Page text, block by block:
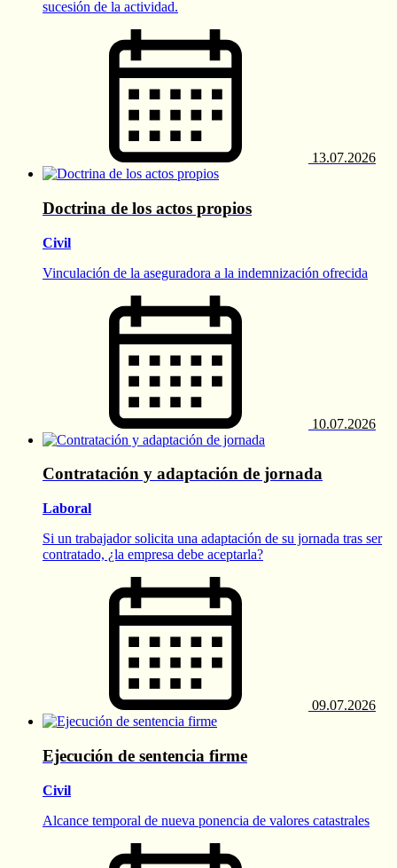
sucesión de la actividad.
13.07.2026
Doctrina de los actos propios
Civil
Vinculación de la aseguradora a la indemnización ofrecida
10.07.2026
Contratación y adaptación de jornada
Laboral
Si un trabajador solicita una adaptación de su jornada tras ser
contratado, ¿la empresa debe aceptarla?
09.07.2026
Ejecución de sentencia firme
Civil
Alcance temporal de nueva ponencia de valores catastrales